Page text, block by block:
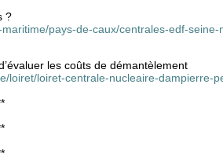
?
pays-de-caux/centrales-edf-seine-
les coûts de démantèlement
loiret/loiret-centrale-nucleaire-dampierre-